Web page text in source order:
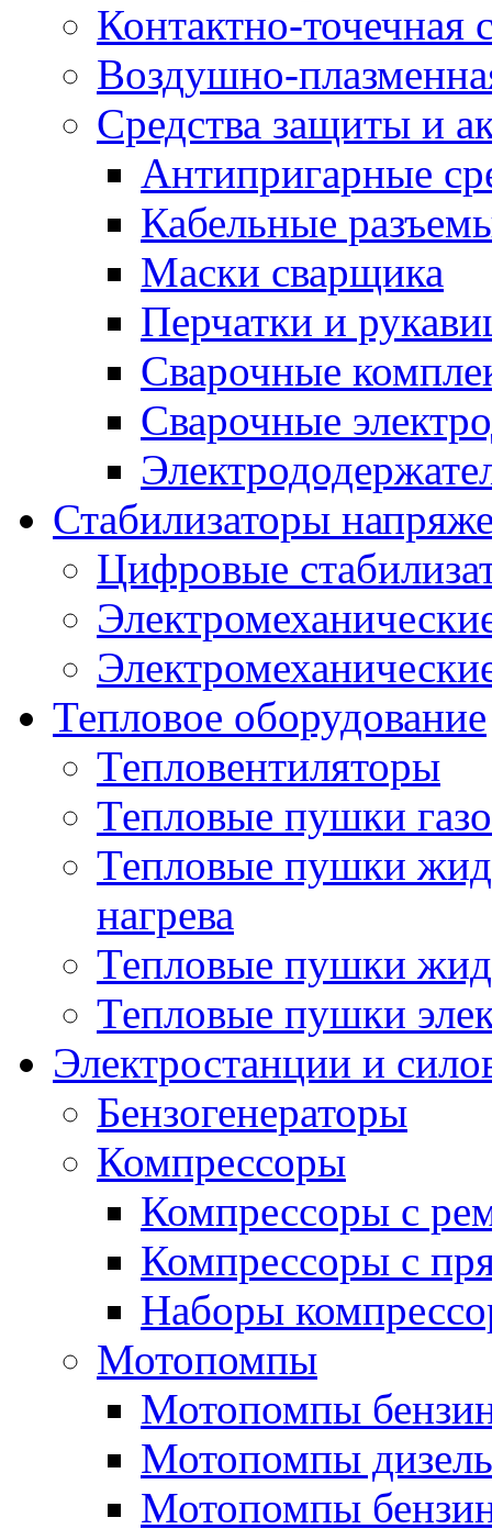
Контактно-точечная
Воздушно-
Средства защиты и
Антипригарные
Кабельные
Маски сварщика
Перчатки и
Сварочные
Сварочные
Стабилизаторы
Цифровые
Тепловое оборудование
Тепловентиляторы
Тепловые пушки
Тепловые пушки
нагрева
Тепловые пушки
Тепловые пушки
Электростанции и
Бензогенераторы
Компрессоры
Компрессоры с
Компрессоры с
Наборы
Мотопомпы
Мотопомпы
Мотопомпы
Мотопомпы